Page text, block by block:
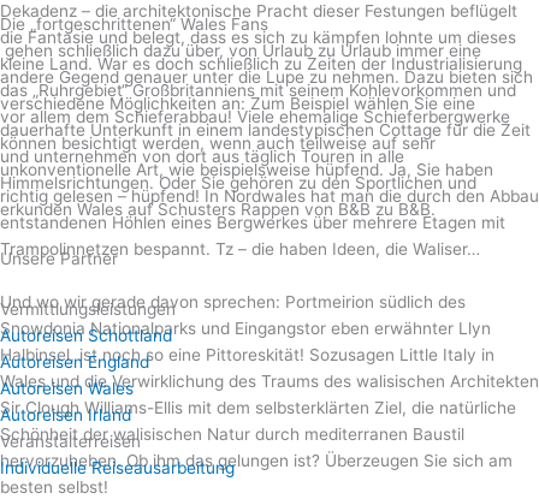
Dekadenz – die architektonische Pracht dieser Festungen beflügelt
die Fantasie und belegt, dass es sich zu kämpfen lohnte um dieses
kleine Land. War es doch schließlich zu Zeiten der Industrialisierung
das „Ruhrgebiet“ Großbritanniens mit seinem Kohlevorkommen und
vor allem dem Schieferabbau! Viele ehemalige Schieferbergwerke
können besichtigt werden, wenn auch teilweise auf sehr
unkonventionelle Art, wie beispielsweise hüpfend. Ja, Sie haben
richtig gelesen – hüpfend! In Nordwales hat man die durch den Abbau
entstandenen Höhlen eines Bergwerkes über mehrere Etagen mit
Trampolinnetzen bespannt. Tz – die haben Ideen, die Waliser…
Und wo wir gerade davon sprechen: Portmeirion südlich des
Snowdonia Nationalparks und Eingangstor eben erwähnter Llyn
Halbinsel, ist noch so eine Pittoreskität! Sozusagen Little Italy in
Wales und die Verwirklichung des Traums des walisischen Architekten
Sir Clough Williams-Ellis mit dem selbsterklärten Ziel, die natürliche
Schönheit der walisischen Natur durch mediterranen Baustil
hervorzuheben. Ob ihm das gelungen ist? Überzeugen Sie sich am
besten selbst!
Die „fortgeschrittenen“ Wales Fans
gehen schließlich dazu über, von Urlaub zu Urlaub immer eine
andere Gegend genauer unter die Lupe zu nehmen. Dazu bieten sich
verschiedene Möglichkeiten an: Zum Beispiel wählen Sie eine
dauerhafte Unterkunft in einem landestypischen Cottage für die Zeit
und unternehmen von dort aus täglich Touren in alle
Himmelsrichtungen. Oder Sie gehören zu den Sportlichen und
erkunden Wales auf Schusters Rappen von B&B zu B&B.
Unsere Partner
Vermittlungsleistungen
Autoreisen Schottland
Autoreisen England
Autoreisen Wales
Autoreisen Irland
Veranstalterreisen
Individuelle Reiseausarbeitung